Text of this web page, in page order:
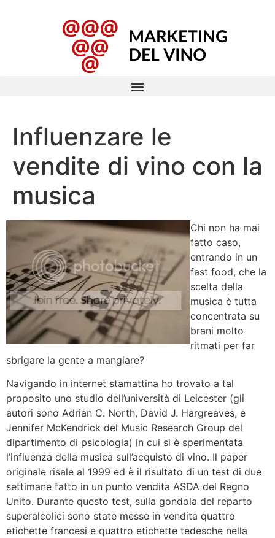
Influenzare le
vendite di vino con la
musica
Chi non ha mai
fatto caso,
entrando in un
fast food, che la
scelta della
musica è tutta
concentrata su
brani molto
ritmati per far
sbrigare la gente a mangiare?
Navigando in internet stamattina ho trovato a tal
proposito uno studio dell’università di Leicester (gli
autori sono Adrian C. North, David J. Hargreaves, e
Jennifer McKendrick del Music Research Group del
dipartimento di psicologia) in cui si è sperimentata
l’influenza della musica sull’acquisto di vino. Il paper
originale risale al 1999 ed è il risultato di un test di due
settimane fatto in un punto vendita ASDA del Regno
Unito. Durante questo test, sulla gondola del reparto
superalcolici sono state messe in vendita quattro
etichette francesi e quattro etichette tedesche nella